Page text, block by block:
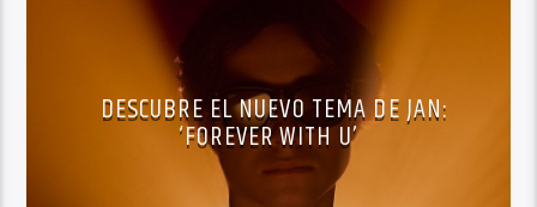
DESCUBRE EL NUEVO TEMA DE JAN:
‘FOREVER WITH U’